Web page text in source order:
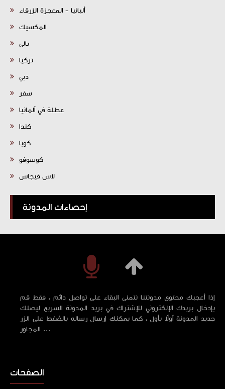
ألبانيا - المعجزة الزرقاء
المكسيك
بالي
تركيا
دبي
سفر
عطلة في ألمانيا
كندا
كوبا
كوسوفو
لاس فيجاس
إحصاءات المدونة
إذا أعجبك محتوى مدونتنا نتمنى البقاء على تواصل دائم ، فقط قم
بإدخال بريدك الإلكتروني للإشتراك في بريد المدونة السريع ليصلك
جديد المدونة أولاً بأول ، كما يمكنك إرسال رساله بالضغط على الزر
المجاور ...
الصفحات